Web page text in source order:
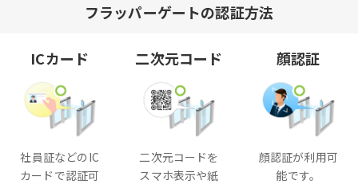
フラッパーゲートの認証方法
ICカード
社員証などのIC
カードで認証可
二次元コード
二次元コードを
スマホ表示や紙
顔認証
顔認証が利用可
能です。